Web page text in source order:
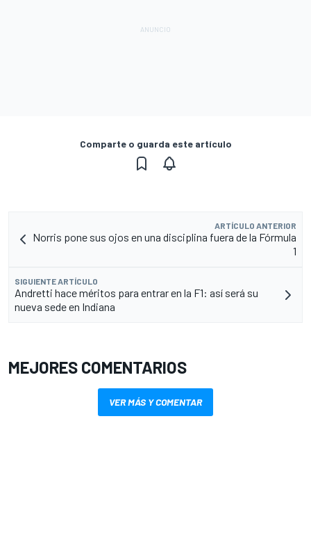
Comparte o guarda este artículo
ARTÍCULO ANTERIOR
Norris pone sus ojos en una disciplina fuera de la Fórmula
1
SIGUIENTE ARTÍCULO
Andretti hace méritos para entrar en la F1: así será su
nueva sede en Indiana
MEJORES COMENTARIOS
VER MÁS Y COMENTAR